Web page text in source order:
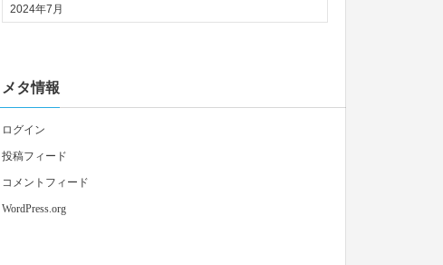
メタ情報
ログイン
投稿フィード
コメントフィード
WordPress.org